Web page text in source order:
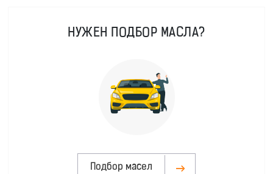
НУЖЕН ПОДБОР МАСЛА?
Подбор масел